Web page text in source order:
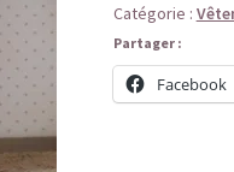
Catégorie :
Partager :
Facebook